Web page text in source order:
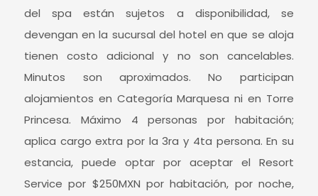
del spa están sujetos a disponibilidad, se
devengan en la sucursal del hotel en que se aloja
tienen costo adicional y no son cancelables.
Minutos son aproximados. No participan
alojamientos en Categoría Marquesa ni en Torre
Princesa. Máximo 4 personas por habitación;
aplica cargo extra por la 3ra y 4ta persona. En su
estancia, puede optar por aceptar el Resort
Service por $250MXN por habitación, por noche,